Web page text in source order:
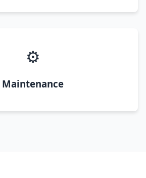
⚙️
Maintenance